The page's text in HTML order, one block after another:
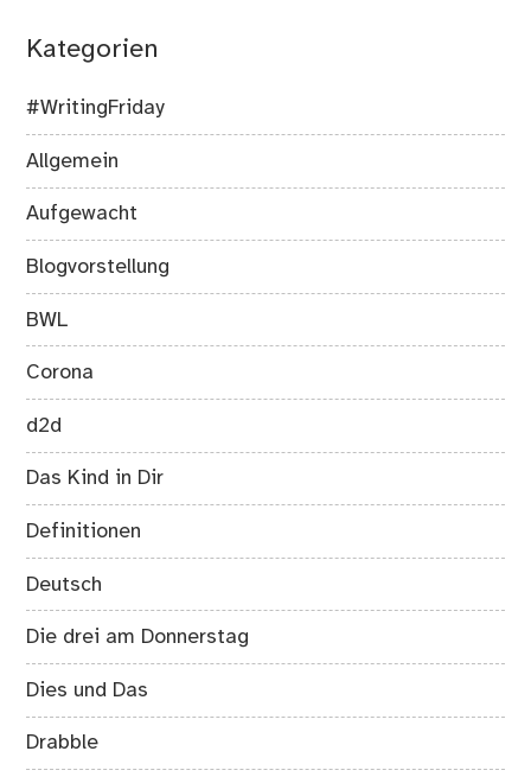
Kategorien
#WritingFriday
Allgemein
Aufgewacht
Blogvorstellung
BWL
Corona
d2d
Das Kind in Dir
Definitionen
Deutsch
Die drei am Donnerstag
Dies und Das
Drabble